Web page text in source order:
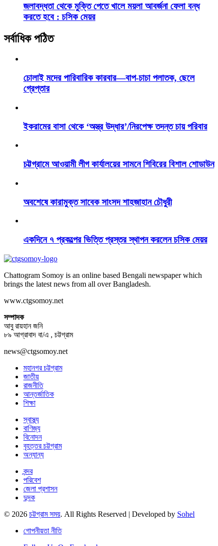
জলাবদ্ধতা থেকে মুক্তি পেতে খালে ময়লা আবর্জনা ফেলা বন্ধ
করতে হবে : চসিক মেয়র
সর্বাধিক পঠিত
চোলাই মদের পারিবারিক কারবার—বাপ-চাচা পলাতক, ছেলে
গ্রেপ্তার
ইকরামের বাসা থেকে ‘অস্ত্র উদ্ধার’/নিরপেক্ষ তদন্ত চায় পরিবার
চট্টগ্রামে আওয়ামী লীগ কার্যালয়ের সামনে শিবিরের বিশাল শোডাউন
অবশেষে কারামুক্ত সাবেক সাংসদ শাহজাহান চৌধুরী
একদিনে ৭ প্রকল্পের ভিত্তি প্রস্তর স্থাপন করলেন চসিক মেয়র
Chattogram Somoy is an online based Bengali newspaper which
brings the latest news from all over Bangladesh.
www.ctgsomoy.net
সম্পাদক
আবু রায়হান জনি
৮৯ আগ্রাবাদ বা/এ , চট্টগ্রাম
news@ctgsomoy.net
মহানগর চট্টগ্রাম
জাতীয়
রাজনীতি
আন্তর্জাতিক
শিক্ষা
স্বাস্থ্য
বাণিজ্য
বিনোদন
বৃহত্তর চট্টগ্রাম
অন্যান্য
বন্দর
পরিবেশ
জেলা প্রশাসন
দুদক
© 2026 চট্টগ্রাম সময়. All Rights Reserved | Developed by Sohel
গোপনীয়তা নীতি